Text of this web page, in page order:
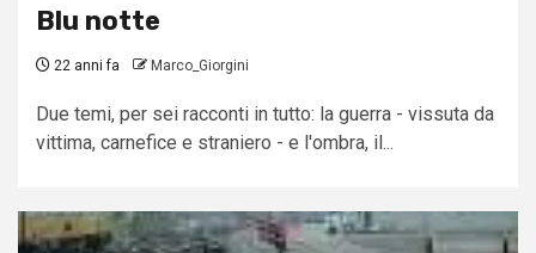
Blu notte
22 anni fa Marco_Giorgini
Due temi, per sei racconti in tutto: la guerra - vissuta da
vittima, carnefice e straniero - e l'ombra, il...